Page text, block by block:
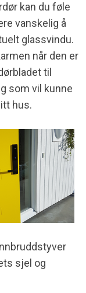
kan du føle
vanskelig å
glassvindu.
når den er
til
som vil kunne
hus.
sjel og